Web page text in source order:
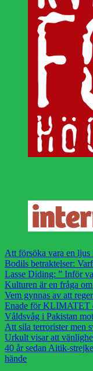
Att försöka vara en ljus
Bodils betraktelser:
Lasse Diding: ” Inför
Kulturen är en fråga
Vem gynnas av att
Enade för KLIMATET
Våldsvåg i Pakistan
Att sila terrorister men
Urkult visar att
40 år sedan Aitik-
hände